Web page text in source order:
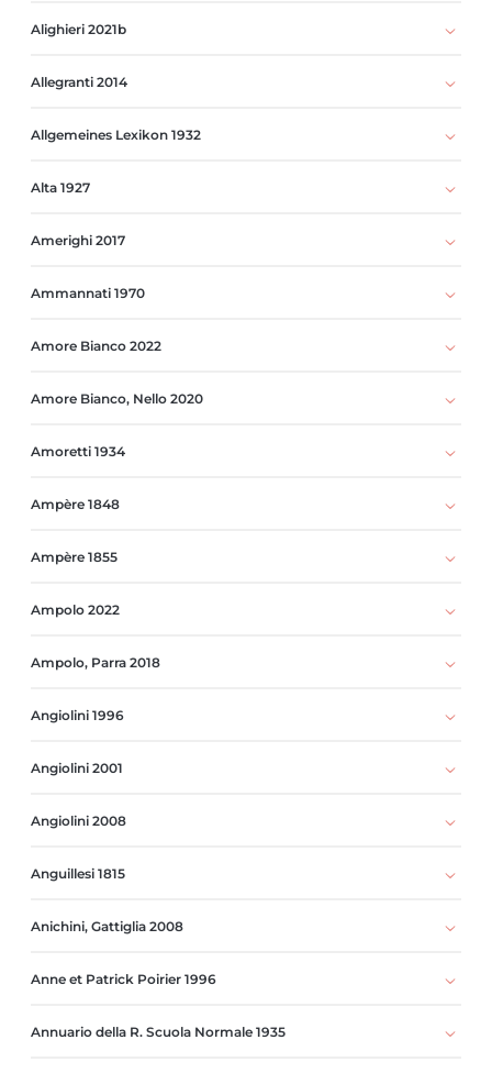
Alighieri 2021b
Allegranti 2014
Allgemeines Lexikon 1932
Alta 1927
Amerighi 2017
Ammannati 1970
Amore Bianco 2022
Amore Bianco, Nello 2020
Amoretti 1934
Ampère 1848
Ampère 1855
Ampolo 2022
Ampolo, Parra 2018
Angiolini 1996
Angiolini 2001
Angiolini 2008
Anguillesi 1815
Anichini, Gattiglia 2008
Anne et Patrick Poirier 1996
Annuario della R. Scuola Normale 1935